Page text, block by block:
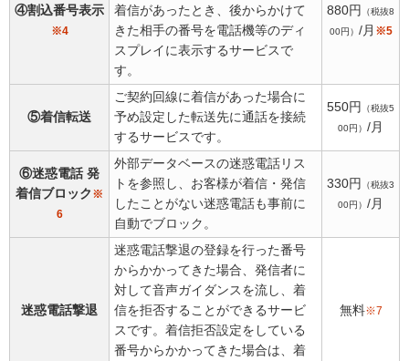
④割込番号表示
※4
着信があったとき、後からかけて
きた相手の番号を電話機等のディ
スプレイに表示するサービスで
す。
880円
（税抜8
00円） /月 ※5
⑤着信転送
ご契約回線に着信があった場合に
予め設定した転送先に通話を接続
するサービスです。
550円
（税抜5
00円） /月
⑥迷惑電話 発
着信ブロック ※
6
外部データベースの迷惑電話リス
トを参照し、お客様が着信・発信
したことがない迷惑電話も事前に
自動でブロック。
330円
（税抜3
00円） /月
迷惑電話撃退
迷惑電話撃退の登録を行った番号
からかかってきた場合、発信者に
対して音声ガイダンスを流し、着
信を拒否することができるサービ
スです。着信拒否設定をしている
番号からかかってきた場合は、着
無料※7